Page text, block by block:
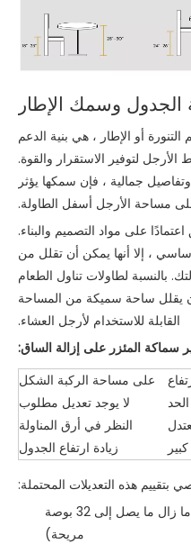
وسمك الإطار
أو الإطار ، هي بنية الدعم
لتوفير الاستقرار والقوة.
جمالية ، فإن سمكها يؤثر
مساحة الأرجل أسفل الطاولة.
على مواد التصميم والبناء.
، إلا أنها يمكن أن تقلل من
بالنسبة لطاولات تناول الطعام
، يمكن أن يقلل ساحة سميكة من المساحة
القابلة للاستخدام لأرجل العشاء.
سماكة المئزر على إزالة الساق:
على مساحة الركبة الشكل
لا يوجد تعديل مطلوب
النظر في أرق المناولة
زيادة ارتفاع الجدول
بتقييم هذه التعديلات المحتملة:
زيادة ارتفاع الجدول بشكل عام (ما زال ما يصل إلى 32 بوصة
مريحة)